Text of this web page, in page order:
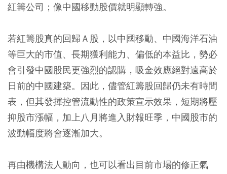
紅籌公司；像中國移動股價就明顯轉強。
若紅籌股真的回歸Ａ股，以中國移動、中國海洋石油
等巨大的市值、長期獲利能力、偏低的本益比，勢必
會引發中國股民更強烈的認購，吸金效應絕對遠高於
日前的中國建築。因此，儘管紅籌股回歸仍未有時間
表，但其發揮控管流動性的政策宣示效果，短期將壓
抑股市漲幅，加上八月將進入財報旺季，中國股市的
波動幅度將會逐漸加大。
再由機構法人動向，也可以看出目前市場的修正氣